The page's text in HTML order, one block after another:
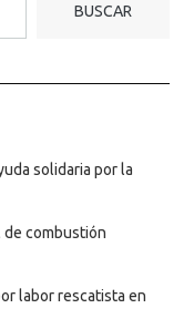
BUSCAR
solidaria por la
de combustión
labor rescatista en